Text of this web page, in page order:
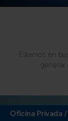
Estamos en
generar
Oficina Privada